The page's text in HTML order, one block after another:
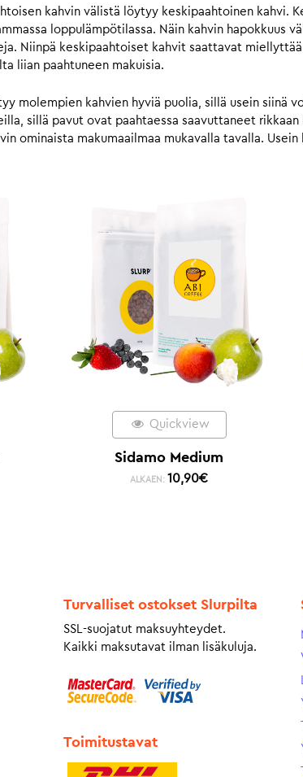
kahvin välistä löytyy keskipaahtoinen kahvi.
loppulämpötilassa. Näin kahvin hapokkuus
Niinpä keskipaahtoiset kahvit saattavat
liian paahtuneen makuisia.
molempien kahvien hyviä puolia, sillä usein siinä
sillä pavut ovat paahtaessa saavuttaneet
ominaista makumaailmaa mukavalla tavalla.
Quickview
Sidamo Medium
ALKAEN: 10,90€
Turvalliset ostokset Slurpilta
SSL-suojatut maksuyhteydet.
Kaikki maksutavat ilman lisäkuluja.
Toimitustavat